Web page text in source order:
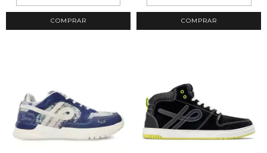
COMPRAR COMPRAR